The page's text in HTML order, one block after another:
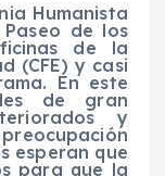
Humanista
de los
de la
(CFE) y casi
En este
de gran
y
esperan que
para que la